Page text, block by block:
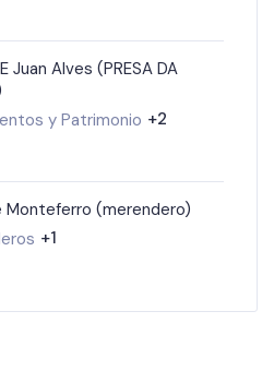
Juan Alves (PRESA DA
y Patrimonio +2
Monteferro (merendero)
+1